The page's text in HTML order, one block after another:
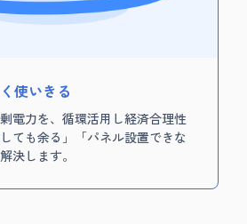
使いきる
電力を、循環活用し経済合理性
ても余る」「パネル設置できな
決します。